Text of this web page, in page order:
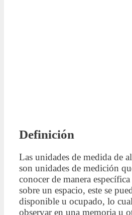
Definición
Las unidades de medida de
son unidades de medición
conocer de manera
sobre un espacio, este se
disponible u ocupado, lo
observar en una memoria u